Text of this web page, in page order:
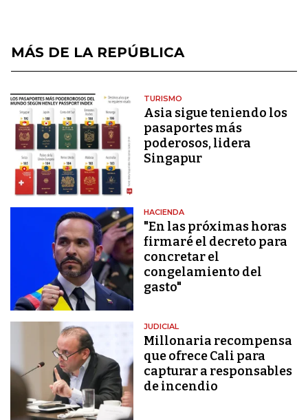
MÁS DE LA REPÚBLICA
TURISMO
Asia sigue teniendo los
pasaportes más
poderosos, lidera
Singapur
HACIENDA
"En las próximas horas
firmaré el decreto para
concretar el
congelamiento del
gasto"
JUDICIAL
Millonaria recompensa
que ofrece Cali para
capturar a responsables
de incendio